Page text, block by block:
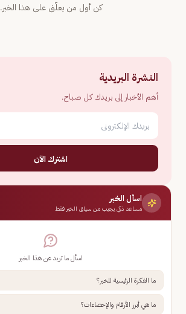
كن أول من يعلّق على هذا الخبر.
النشرة البريدية
أهم الأخبار إلى بريدك كل صباح.
اشترك الآن
اسأل الخبر
مساعد ذكي يجيب من سياق الخبر فقط
اسأل ما تريد عن هذا الخبر
ما الفكرة الرئيسية للخبر؟
ما هي أبرز الأرقام والإحصاءات؟